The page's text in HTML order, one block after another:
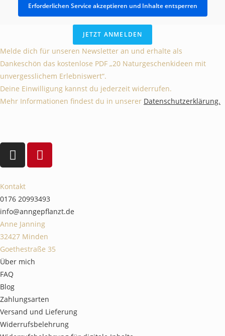
Erforderlichen Service akzeptieren und Inhalte entsperren
JETZT ANMELDEN
Melde dich für unseren Newsletter an und erhalte als
Dankeschön das kostenlose PDF „20 Naturgeschenkideen mit
unvergesslichem Erlebniswert“.
Deine Einwilligung kannst du jederzeit widerrufen.
Mehr Informationen findest du in unserer Datenschutzerklärung.
Kontakt
0176 20993493
info@anngepflanzt.de
Anne Janning
32427 Minden
Goethestraße 35
Über mich
FAQ
Blog
Zahlungsarten
Versand und Lieferung
Widerrufsbelehrung